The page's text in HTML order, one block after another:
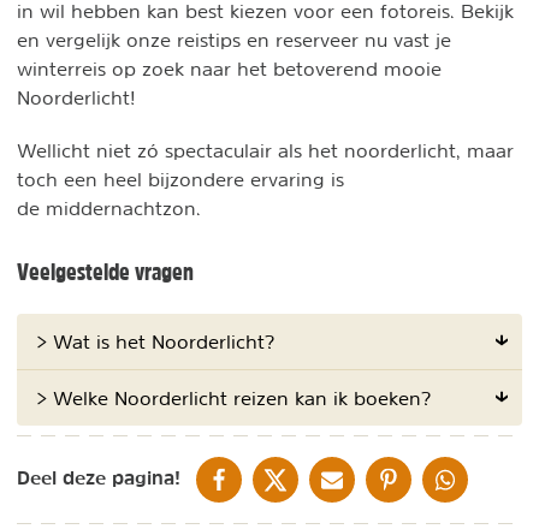
in wil hebben kan best kiezen voor een fotoreis. Bekijk
en vergelijk onze reistips en reserveer nu vast je
winterreis op zoek naar het betoverend mooie
Noorderlicht!
Wellicht niet zó spectaculair als het noorderlicht, maar
toch een heel bijzondere ervaring is
de middernachtzon.
Veelgestelde vragen
> Wat is het Noorderlicht?
> Welke Noorderlicht reizen kan ik boeken?
Deel deze pagina! DELEN OP FACEBOOK
DELEN OP XDELEN VIA DE MAIL
DELEN OP PINTEREST
DELEN OP